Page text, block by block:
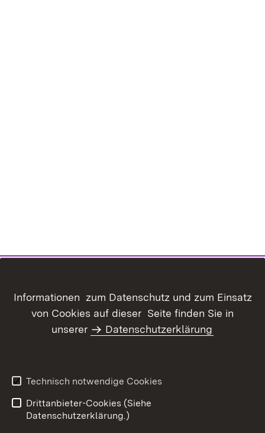
Barrierefreiheit
Benutzungshinweise
Impressum
Informationen zum Datenschutz und zum Einsatz
von Cookies auf dieser Seite finden Sie in
unserer
Datenschutzerklärung
Technisch notwendige Cookies
Drittanbieter-Cookies (Siehe
Datenschutzerklärung.)